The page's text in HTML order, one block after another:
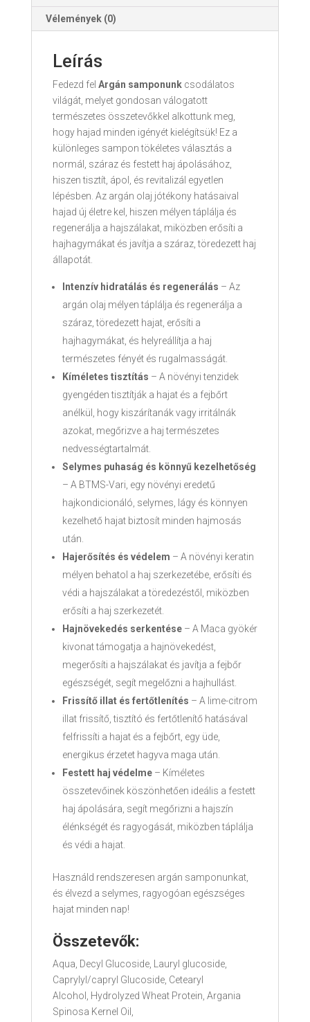
Vélemények (0)
Leírás
Fedezd fel Argán samponunkcsodálatos
világát, melyet gondosan válogatott
természetes összetevőkkel alkottunk meg,
hogy hajad minden igényét kielégítsük! Ez a
különleges sampon tökéletes választás a
normál, száraz és festett haj ápolásához,
hiszen tisztít, ápol, és revitalizál egyetlen
lépésben. Az argán olaj jótékony hatásaival
hajad új életre kel, hiszen mélyen táplálja és
regenerálja a hajszálakat, miközben erősíti a
hajhagymákat és javítja a száraz, töredezett haj
állapotát.
Intenzív hidratálás és regenerálás – Az
argán olaj mélyen táplálja és regenerálja a
száraz, töredezett hajat, erősíti a
hajhagymákat, és helyreállítja a haj
természetes fényét és rugalmasságát.
Kíméletes tisztítás – A növényi tenzidek
gyengéden tisztítják a hajat és a fejbőrt
anélkül, hogy kiszárítanák vagy irritálnák
azokat, megőrizve a haj természetes
nedvességtartalmát.
Selymes puhaság és könnyű kezelhetőség
– A BTMS-Vari, egy növényi eredetű
hajkondicionáló, selymes, lágy és könnyen
kezelhető hajat biztosít minden hajmosás
után.
Hajerősítés és védelem – A növényi keratin
mélyen behatol a haj szerkezetébe, erősíti és
védi a hajszálakat a töredezéstől, miközben
erősíti a haj szerkezetét.
Hajnövekedés serkentése– A Maca gyökér
kivonat támogatja a hajnövekedést,
megerősíti a hajszálakat és javítja a fejbőr
egészségét, segít megelőzni a hajhullást.
Frissítő illat és fertőtlenítés – A lime-citrom
illat frissítő, tisztító és fertőtlenítő hatásával
felfrissíti a hajat és a fejbőrt, egy üde,
energikus érzetet hagyva maga után.
Festett haj védelme– Kíméletes
összetevőinek köszönhetően ideális a festett
haj ápolására, segít megőrizni a hajszín
élénkségét és ragyogását, miközben táplálja
és védi a hajat.
Használd rendszeresen argán samponunkat,
és élvezd a selymes, ragyogóan egészséges
hajat minden nap!
Összetevők:
Aqua, Decyl Glucoside, Lauryl glucoside,
Caprylyl/capryl Glucoside, Cetearyl
Alcohol, Hydrolyzed Wheat Protein, Argania
Spinosa Kernel Oil,